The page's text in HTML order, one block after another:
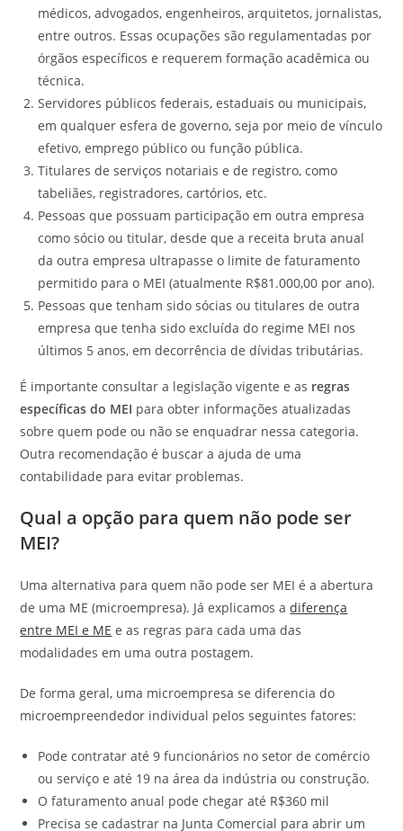
médicos, advogados, engenheiros, arquitetos, jornalistas,
entre outros. Essas ocupações são regulamentadas por
órgãos específicos e requerem formação acadêmica ou
técnica.
Servidores públicos federais, estaduais ou municipais,
em qualquer esfera de governo, seja por meio de vínculo
efetivo, emprego público ou função pública.
Titulares de serviços notariais e de registro, como
tabeliães, registradores, cartórios, etc.
Pessoas que possuam participação em outra empresa
como sócio ou titular, desde que a receita bruta anual
da outra empresa ultrapasse o limite de faturamento
permitido para o MEI (atualmente R$81.000,00 por ano).
Pessoas que tenham sido sócias ou titulares de outra
empresa que tenha sido excluída do regime MEI nos
últimos 5 anos, em decorrência de dívidas tributárias.
É importante consultar a legislação vigente e as regras
específicas do MEI para obter informações atualizadas
sobre quem pode ou não se enquadrar nessa categoria.
Outra recomendação é buscar a ajuda de uma
contabilidade para evitar problemas.
Qual a opção para quem não pode ser
MEI?
Uma alternativa para quem não pode ser MEI é a abertura
de uma ME (microempresa). Já explicamos adiferença
entre MEI e ME e as regras para cada uma das
modalidades em uma outra postagem.
De forma geral, uma microempresa se diferencia do
microempreendedor individual pelos seguintes fatores:
Pode contratar até 9 funcionários no setor de comércio
ou serviço e até 19 na área da indústria ou construção.
O faturamento anual pode chegar até R$360 mil
Precisa se cadastrar na Junta Comercial para abrir um